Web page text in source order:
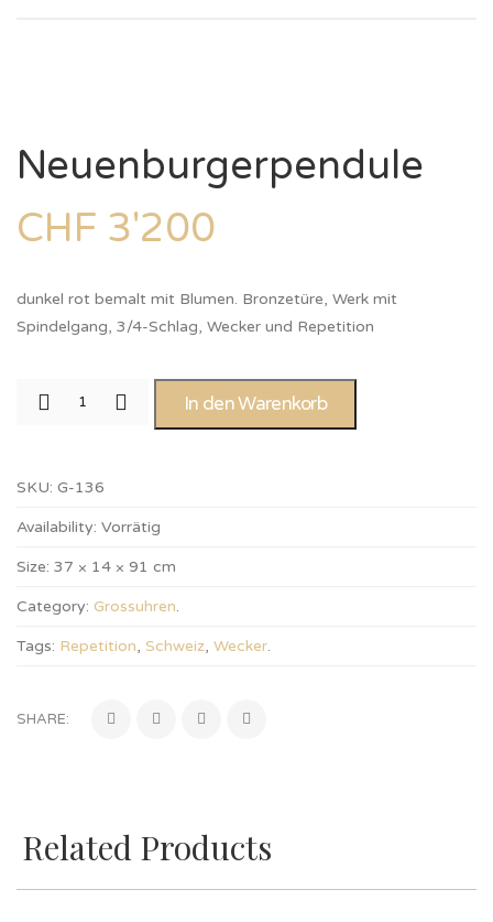
Neuenburgerpendule
CHF 3'200
dunkel rot bemalt mit Blumen. Bronzetüre, Werk mit
Spindelgang, 3/4-Schlag, Wecker und Repetition
In den Warenkorb
SKU: G-136
Availability: Vorrätig
Size: 37 × 14 × 91 cm
Category: Grossuhren.
Tags: Repetition, Schweiz, Wecker.
SHARE:
Related Products